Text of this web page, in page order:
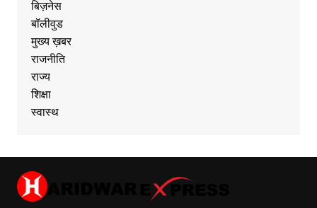
बिज़नेस
बॉलीवुड
मुख्य ख़बर
राजनीति
राज्य
शिक्षा
स्वास्थ